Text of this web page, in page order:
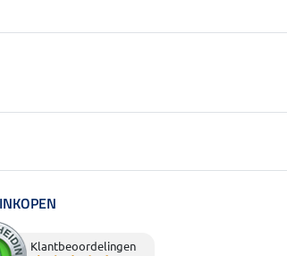
Klantbeoordelingen